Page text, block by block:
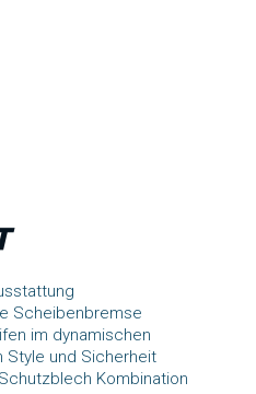
Scheibenbremse
im dynamischen
Style und Sicherheit
Kombination